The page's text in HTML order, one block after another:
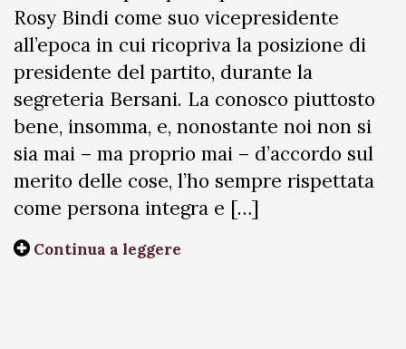
Rosy Bindi come suo vicepresidente
all’epoca in cui ricopriva la posizione di
presidente del partito, durante la
segreteria Bersani. La conosco piuttosto
bene, insomma, e, nonostante noi non si
sia mai – ma proprio mai – d’accordo sul
merito delle cose, l’ho sempre rispettata
come persona integra e […]
Continua a leggere